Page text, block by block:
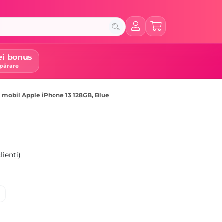
bonus
Apple iPhone 13 128GB, Blue